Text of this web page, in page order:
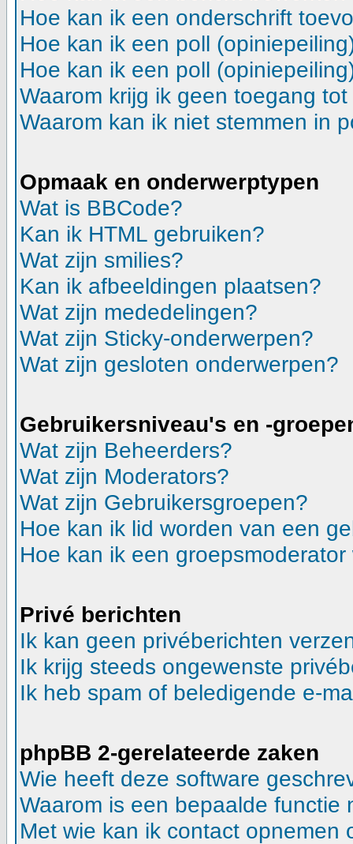
Hoe kan ik een onderschrift
Hoe kan ik een poll
Hoe kan ik een poll
Waarom krijg ik geen toegang
Waarom kan ik niet stemmen in
Opmaak en onderwerptypen
Wat is BBCode?
Kan ik HTML gebruiken?
Wat zijn smilies?
Kan ik afbeeldingen plaatsen?
Wat zijn mededelingen?
Wat zijn Sticky-onderwerpen?
Wat zijn gesloten onderwerpen?
Gebruikersniveau's en -
Wat zijn Beheerders?
Wat zijn Moderators?
Wat zijn Gebruikersgroepen?
Hoe kan ik lid worden van een
Hoe kan ik een groepsmoderator
Privé berichten
Ik kan geen privéberichten
Ik krijg steeds ongewenste
Ik heb spam of beledigende e-
phpBB 2-gerelateerde zaken
Wie heeft deze software
Waarom is een bepaalde functie
Met wie kan ik contact opnemen